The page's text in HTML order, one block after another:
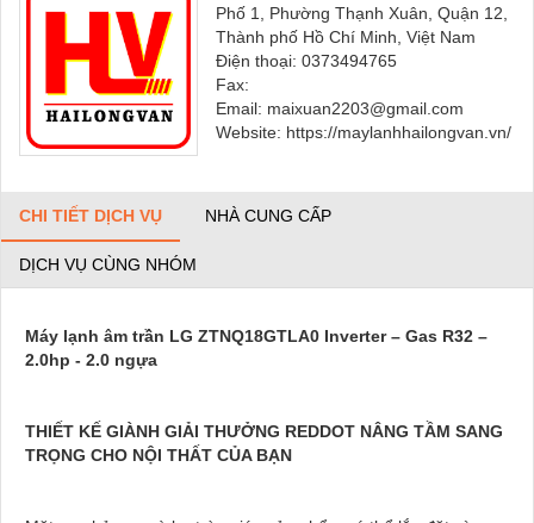
Phố 1, Phường Thạnh Xuân, Quận 12,
Thành phố Hồ Chí Minh, Việt Nam
Điện thoại: 0373494765
Fax:
Email: maixuan2203@gmail.com
Website: https://maylanhhailongvan.vn/
CHI TIẾT DỊCH VỤ NHÀ CUNG CẤP
DỊCH VỤ CÙNG NHÓM
Máy lạnh âm trần LG ZTNQ18GTLA0 Inverter – Gas R32 –
2.0hp - 2.0 ngựa
THIẾT KẾ GIÀNH GIẢI THƯỞNG REDDOT NÂNG TẦM SANG
TRỌNG CHO NỘI THẤT CỦA BẠN